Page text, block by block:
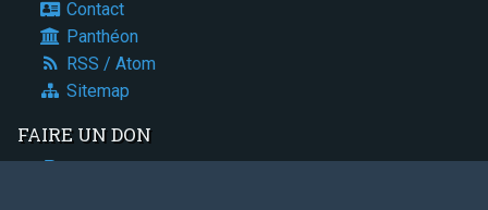
Contact
Panthéon
RSS / Atom
Sitemap
FAIRE UN DON